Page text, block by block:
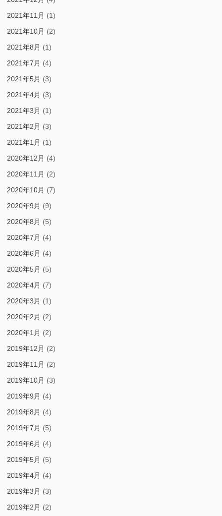
2021年11月 (1)
2021年10月 (2)
2021年8月 (1)
2021年7月 (4)
2021年5月 (3)
2021年4月 (3)
2021年3月 (1)
2021年2月 (3)
2021年1月 (1)
2020年12月 (4)
2020年11月 (2)
2020年10月 (7)
2020年9月 (9)
2020年8月 (5)
2020年7月 (4)
2020年6月 (4)
2020年5月 (5)
2020年4月 (7)
2020年3月 (1)
2020年2月 (2)
2020年1月 (2)
2019年12月 (2)
2019年11月 (2)
2019年10月 (3)
2019年9月 (4)
2019年8月 (4)
2019年7月 (5)
2019年6月 (4)
2019年5月 (5)
2019年4月 (4)
2019年3月 (3)
2019年2月 (2)